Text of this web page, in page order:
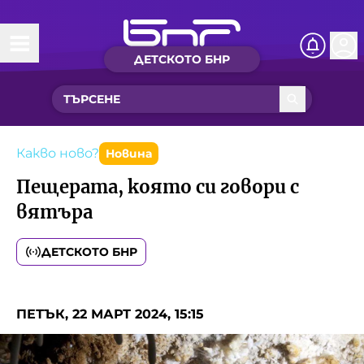
ДЕТСКОТО БНР
Начало
Какво ново?
Рубрики с вълшебства
Детско радио
Чуйте
Новините на детски език
Песнички
Интересен архив
Нашите гости
Какво ново? Новина
Пещерата, която си говори с
вятъра
ДЕТСКОТО БНР
ПЕТЪК, 22 МАРТ 2024, 15:15